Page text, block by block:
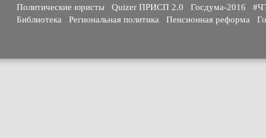
Политические юристы
Quizer ПРИСП 2.0 Госдума-2016
Библиотека
Региональная политика Пенсионная реформа